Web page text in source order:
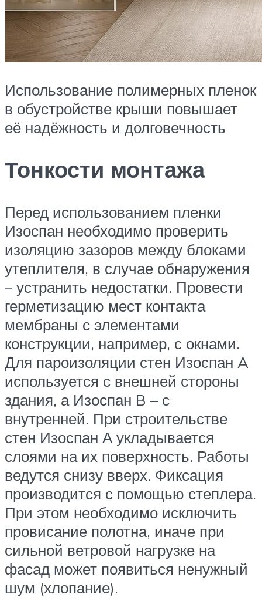
Использование полимерных пленок
в обустройстве крыши повышает
её надёжность и долговечность
Тонкости монтажа
Перед использованием пленки
Изоспан необходимо проверить
изоляцию зазоров между блоками
утеплителя, в случае обнаружения
– устранить недостатки. Провести
герметизацию мест контакта
мембраны с элементами
конструкции, например, с окнами.
Для пароизоляции стен Изоспан A
используется с внешней стороны
здания, а Изоспан B – с
внутренней. При строительстве
стен Изоспан А укладывается
слоями на их поверхность. Работы
ведутся снизу вверх. Фиксация
производится с помощью степлера.
При этом необходимо исключить
провисание полотна, иначе при
сильной ветровой нагрузке на
фасад может появиться ненужный
шум (хлопание).